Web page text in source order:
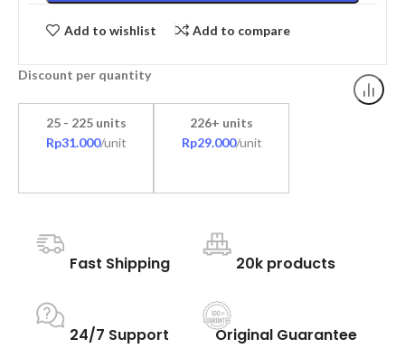
Add to wishlist Add to compare
Discount per quantity
25 - 225 units
Rp31.000/unit
226+ units
Rp29.000/unit
Fast Shipping 20k products
24/7 Support Original Guarantee